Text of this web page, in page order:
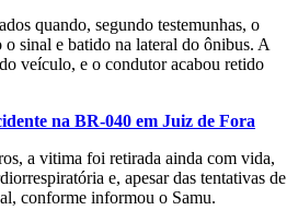
quando, segundo testemunhas, o
sinal e batido na lateral do ônibus. A
veículo, e o condutor acabou retido
na BR-040 em Juiz de Fora
a vitima foi retirada ainda com vida,
e, apesar das tentativas de
conforme informou o Samu.